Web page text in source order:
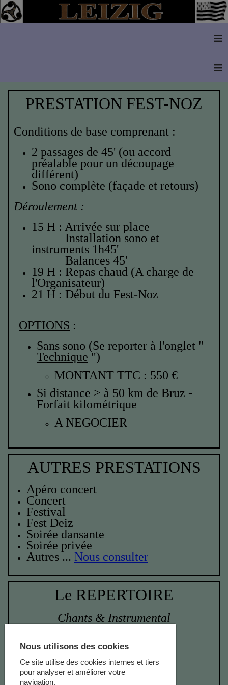
≡
≡
PRESTATION FEST-NOZ
Conditions de base comprenant :
2 passages de 45' (ou accord
préalable pour un découpage
différent)
Sono complète (façade et retours)
Déroulement :
15 H : Arrivée sur place
Installation sono et
instruments 1h45'
Balances 45'
19 H : Repas chaud (A charge de
l'Organisateur)
21 H : Début du Fest-Noz
OPTIONS :
Sans sono (Se reporter à l'onglet "
Technique ")
MONTANT TTC : 550 €
Si distance > à 50 km de Bruz -
Forfait kilométrique
A NEGOCIER
AUTRES PRESTATIONS
Apéro concert
Concert
Festival
Fest Deiz
Soirée dansante
Soirée privée
Autres ... Nous consulter
Le REPERTOIRE
Chants & Instrumental
Andro retourné
Avant deux de la Mézière
Bal de Broons
Nous utilisons des cookies
Ce site utilise des cookies internes et tiers
pour analyser et améliorer votre
navigation.